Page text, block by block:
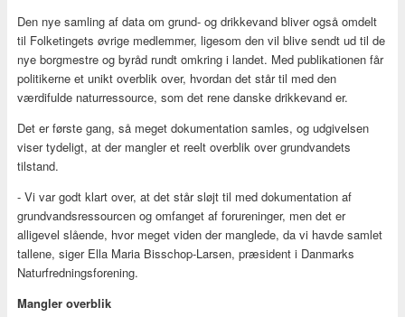
Den nye samling af data om grund- og drikkevand bliver også omdelt
til Folketingets øvrige medlemmer, ligesom den vil blive sendt ud til de
nye borgmestre og byråd rundt omkring i landet. Med publikationen får
politikerne et unikt overblik over, hvordan det står til med den
værdifulde naturressource, som det rene danske drikkevand er.
Det er første gang, så meget dokumentation samles, og udgivelsen
viser tydeligt, at der mangler et reelt overblik over grundvandets
tilstand.
- Vi var godt klart over, at det står sløjt til med dokumentation af
grundvandsressourcen og omfanget af forureninger, men det er
alligevel slående, hvor meget viden der manglede, da vi havde samlet
tallene, siger Ella Maria Bisschop-Larsen, præsident i Danmarks
Naturfredningsforening.
Mangler overblik